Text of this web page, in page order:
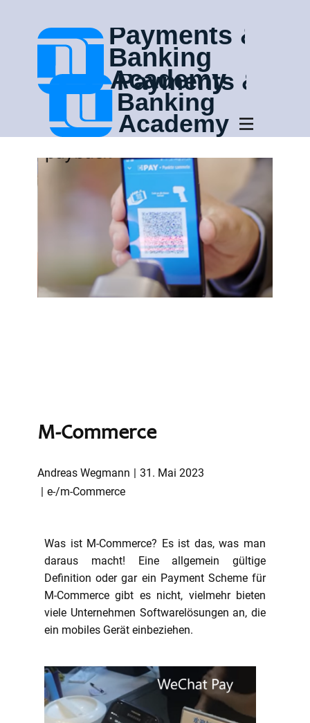
M-Commerce
Andreas Wegmann
31. Mai 2023
e-/m-Commerce
Was ist M-Commerce? Es ist das, was man
daraus macht! Eine allgemein gültige
Definition oder gar ein Payment Scheme für
M-Commerce gibt es nicht, vielmehr bieten
viele Unternehmen Softwarelösungen an, die
ein mobiles Gerät einbeziehen.